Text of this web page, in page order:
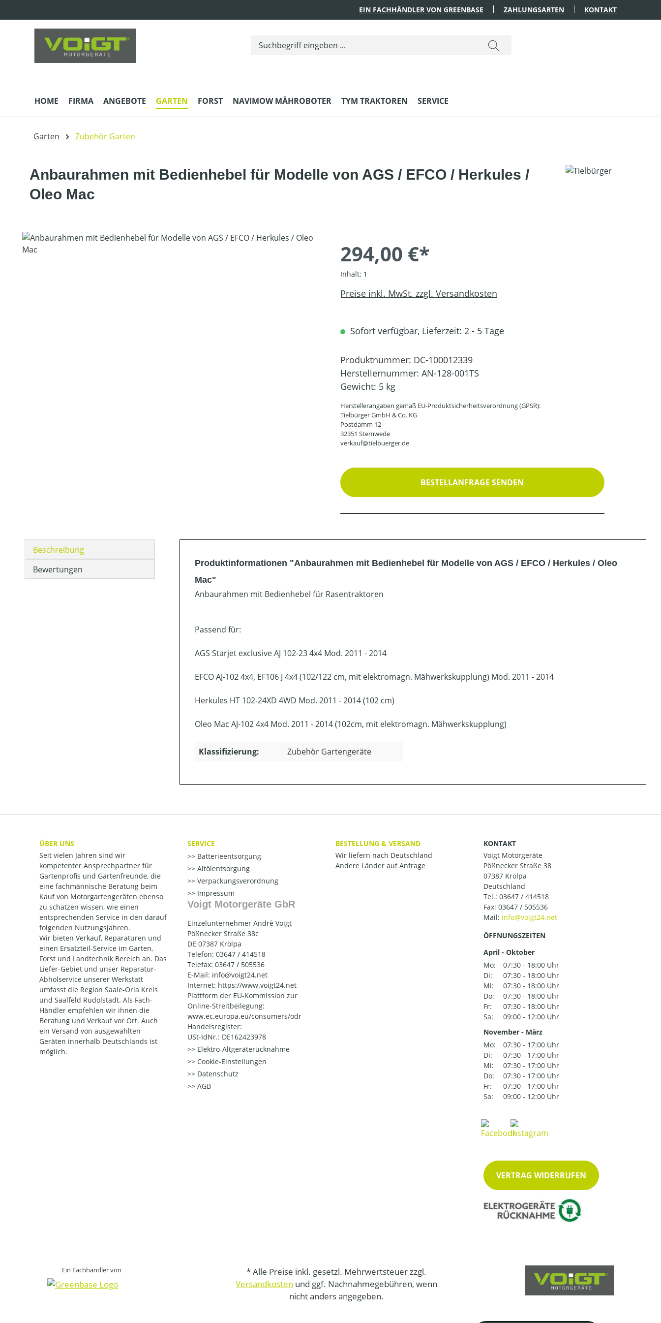
EIN FACHHÄNDLER VON GREENBASE ZAHLUNGSARTEN KONTAKT
HOME FIRMA ANGEBOTE GARTEN FORST NAVIMOW MÄHROBOTER TYM TRAKTOREN SERVICE
Garten Zubehör Garten
Anbaurahmen mit Bedienhebel für Modelle von AGS / EFCO / Herkules /
Oleo Mac
Bildergalerie überspringen
294,00 €*
Inhalt: 1
Preise inkl. MwSt. zzgl. Versandkosten
Sofort verfügbar, Lieferzeit: 2 - 5 Tage
Produktnummer: DC-100012339
Herstellernummer: AN-128-001TS
Gewicht: 5 kg
Herstellerangaben gemäß EU-Produktsicherheitsverordnung (GPSR):
Tielbürger GmbH & Co. KG
Postdamm 12
32351 Stemwede
verkauf@tielbuerger.de
BESTELLANFRAGE SENDEN
Beschreibung
Bewertungen
Produktinformationen "Anbaurahmen mit Bedienhebel für Modelle von AGS / EFCO / Herkules / Oleo
Mac"
Anbaurahmen mit Bedienhebel für Rasentraktoren
Passend für:
AGS Starjet exclusive AJ 102-23 4x4 Mod. 2011 - 2014
EFCO AJ-102 4x4, EF106 J 4x4 (102/122 cm, mit elektromagn. Mähwerkskupplung) Mod. 2011 - 2014
Herkules HT 102-24XD 4WD Mod. 2011 - 2014 (102 cm)
Oleo Mac AJ-102 4x4 Mod. 2011 - 2014 (102cm, mit elektromagn. Mähwerkskupplung)
Klassifizierung: Zubehör Gartengeräte
ÜBER UNS
Seit vielen Jahren sind wir
kompetenter Ansprechpartner für
Gartenprofis und Gartenfreunde, die
eine fachmännische Beratung beim
Kauf von Motorgartengeräten ebenso
zu schätzen wissen, wie einen
entsprechenden Service in den darauf
folgenden Nutzungsjahren.
Wir bieten Verkauf, Reparaturen und
einen Ersatzteil-Service im Garten,
Forst und Landtechnik Bereich an. Das
Liefer-Gebiet und unser Reparatur-
Abholservice unserer Werkstatt
umfasst die Region Saale-Orla Kreis
und Saalfeld Rudolstadt. Als Fach-
Händler empfehlen wir ihnen die
Beratung und Verkauf vor Ort. Auch
ein Versand von ausgewählten
Geräten innerhalb Deutschlands ist
möglich.
SERVICE
Batterieentsorgung
Altölentsorgung
Verpackungsverordnung
Impressum
Voigt Motorgeräte GbR
Einzelunternehmer Andrè Voigt
Pößnecker Straße 38c
DE 07387 Krölpa
Telefon: 03647 / 414518
Telefax: 03647 / 505536
E-Mail: info@voigt24.net
Internet: https://www.voigt24.net
Plattform der EU-Kommission zur
Online-Streitbeilegung:
www.ec.europa.eu/consumers/odr
Handelsregister:
USt-IdNr.: DE162423978
Elektro-Altgeräterücknahme
Cookie-Einstellungen
Datenschutz
AGB
BESTELLUNG & VERSAND
Wir liefern nach Deutschland
Andere Länder auf Anfrage
KONTAKT
Voigt Motorgeräte
Pößnecker Straße 38
07387 Krölpa
Deutschland
Tel.: 03647 / 414518
Fax: 03647 / 505536
Mail:
ÖFFNUNGSZEITEN
April - Oktober
Mo:
07:30 - 18:00 Uhr
Di:
07:30 - 18:00 Uhr
Mi:
07:30 - 18:00 Uhr
Do:
07:30 - 18:00 Uhr
Fr:
07:30 - 18:00 Uhr
Sa:
09:00 - 12:00 Uhr
November - März
Mo:
07:30 - 17:00 Uhr
Di:
07:30 - 17:00 Uhr
Mi:
07:30 - 17:00 Uhr
Do:
07:30 - 17:00 Uhr
Fr:
07:30 - 17:00 Uhr
Sa:
09:00 - 12:00 Uhr
VERTRAG WIDERRUFEN
Ein Fachhändler von
* Alle Preise inkl. gesetzl. Mehrwertsteuer zzgl.
Versandkosten und ggf. Nachnahmegebühren, wenn
nicht anders angegeben.